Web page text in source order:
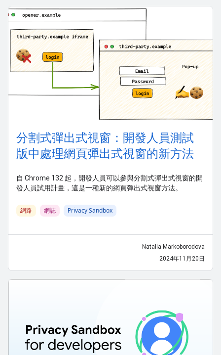
分割式彈出式視窗：開發人員測試
版中處理網頁彈出式視窗的新方法
自 Chrome 132 起，開發人員可以參與分割式彈出式視窗的開
發人員試用計畫，這是一種新的網頁彈出式視窗方法。
網路 網誌 Privacy Sandbox
Natalia Markoborodova
2024年11月20日